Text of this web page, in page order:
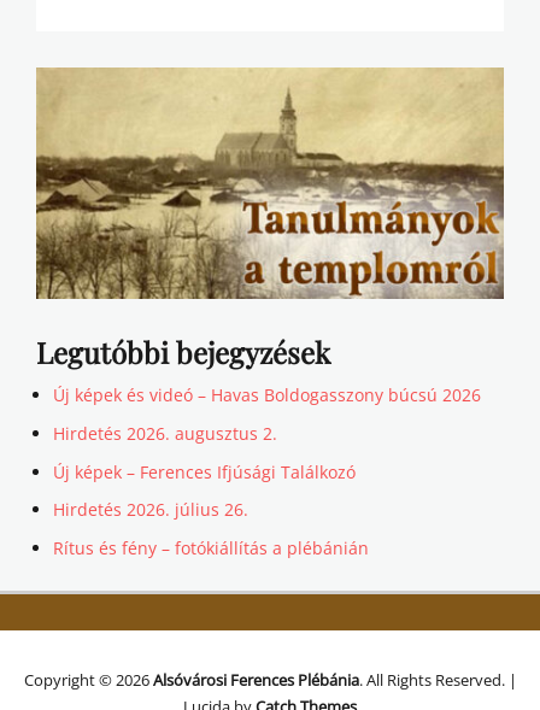
Legutóbbi bejegyzések
Új képek és videó – Havas Boldogasszony búcsú 2026
Hirdetés 2026. augusztus 2.
Új képek – Ferences Ifjúsági Találkozó
Hirdetés 2026. július 26.
Rítus és fény – fotókiállítás a plébánián
Copyright © 2026Alsóvárosi Ferences Plébánia. All Rights Reserved. |